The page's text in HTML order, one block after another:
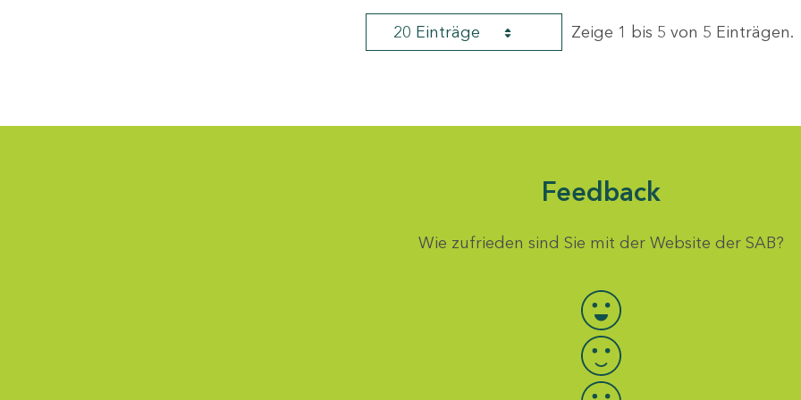
20 Einträge Zeige 1 bis 5 von 5 Einträgen.
Feedback
Wie zufrieden sind Sie mit der Website der SAB?
Bewertung auswählen